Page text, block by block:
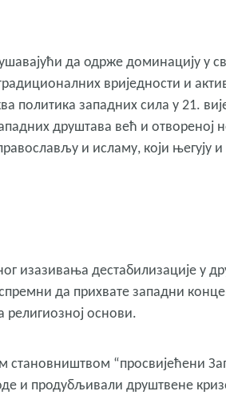
да одрже доминацију у
вриједности и
политика западних сила у 21.
друштава већ и отвореној
и исламу, који његују
изазивања дестабилизације у
да прихвате западни
основи.
“просвијећени
и продубљивали друштвене